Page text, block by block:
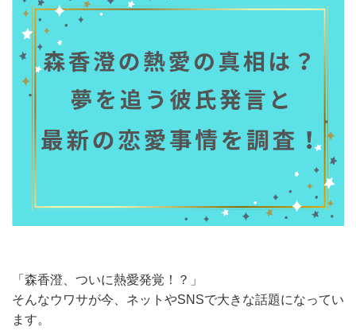
「森香澄、ついに熱愛発覚！？」
そんなウワサが今、ネットやSNSで大きな話題になってい
ます。